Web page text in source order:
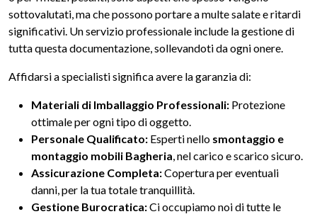
sottovalutati, ma che possono portare a multe salate e ritardi
significativi. Un servizio professionale include la gestione di
tutta questa documentazione, sollevandoti da ogni onere.
Affidarsi a specialisti significa avere la garanzia di:
Materiali di Imballaggio Professionali: Protezione
ottimale per ogni tipo di oggetto.
Personale Qualificato: Esperti nello smontaggio e
montaggio mobili Bagheria, nel carico e scarico sicuro.
Assicurazione Completa:Copertura per eventuali
danni, per la tua totale tranquillità.
Gestione Burocratica:Ci occupiamo noi di tutte le